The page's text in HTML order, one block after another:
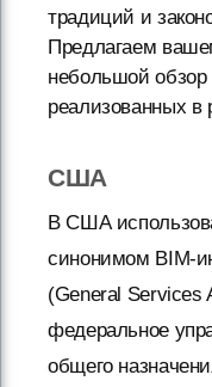
традиций и
Предлагаем
небольшой обзор
реализованных в
США
В США
синонимом BIM-
(General Services
федеральное
общего